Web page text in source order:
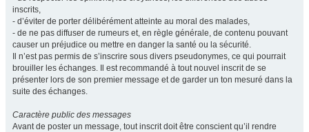
inscrits,
- d’éviter de porter délibérément atteinte au moral des malades,
- de ne pas diffuser de rumeurs et, en règle générale, de contenu pouvant
causer un préjudice ou mettre en danger la santé ou la sécurité.
Il n’est pas permis de s’inscrire sous divers pseudonymes, ce qui pourrait
brouiller les échanges. Il est recommandé à tout nouvel inscrit de se
présenter lors de son premier message et de garder un ton mesuré dans la
suite des échanges.
Caractère public des messages
Avant de poster un message, tout inscrit doit être conscient qu’il rendre